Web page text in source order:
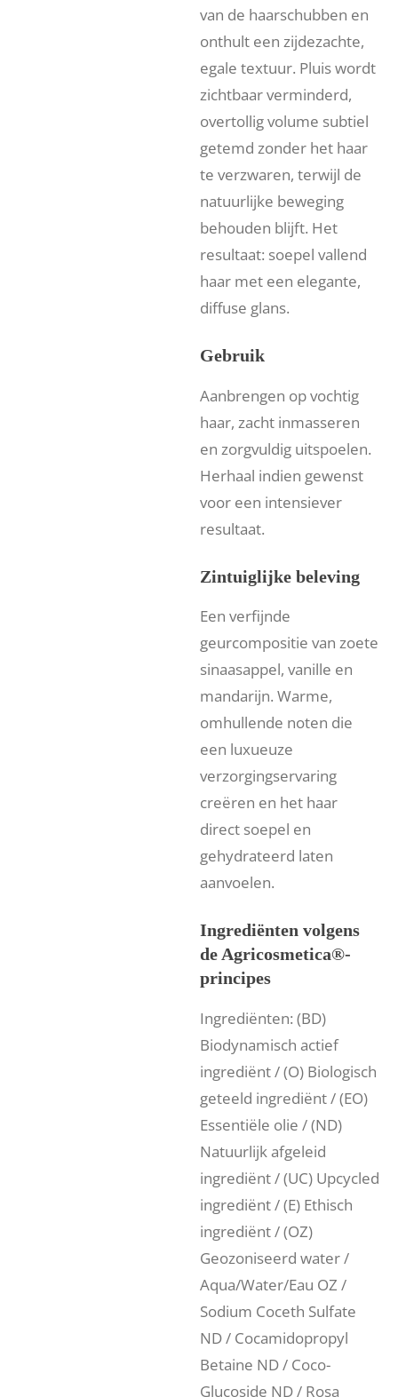
van de haarschubben en
onthult een zijdezachte,
egale textuur. Pluis wordt
zichtbaar verminderd,
overtollig volume subtiel
getemd zonder het haar
te verzwaren, terwijl de
natuurlijke beweging
behouden blijft. Het
resultaat: soepel vallend
haar met een elegante,
diffuse glans.
Gebruik
Aanbrengen op vochtig
haar, zacht inmasseren
en zorgvuldig uitspoelen.
Herhaal indien gewenst
voor een intensiever
resultaat.
Zintuiglijke beleving
Een verfijnde
geurcompositie van zoete
sinaasappel, vanille en
mandarijn. Warme,
omhullende noten die
een luxueuze
verzorgingservaring
creëren en het haar
direct soepel en
gehydrateerd laten
aanvoelen.
Ingrediënten volgens
de Agricosmetica®-
principes
Ingrediënten: (BD)
Biodynamisch actief
ingrediënt / (O) Biologisch
geteeld ingrediënt / (EO)
Essentiële olie / (ND)
Natuurlijk afgeleid
ingrediënt / (UC) Upcycled
ingrediënt / (E) Ethisch
ingrediënt / (OZ)
Geozoniseerd water /
Aqua/Water/Eau OZ /
Sodium Coceth Sulfate
ND / Cocamidopropyl
Betaine ND / Coco-
Glucoside ND / Rosa